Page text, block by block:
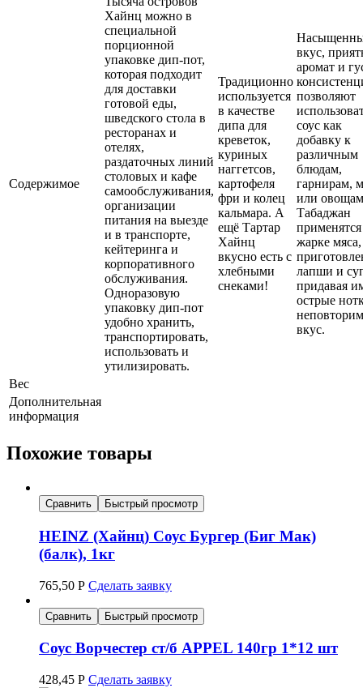
Содержимое
Хайнц можно в
специальной
порционной
упаковке дип-пот,
которая подходит
для доставки
готовой еды,
шведского стола в
ресторанах и
отелях,
раздаточных линий
столовых и кафе
самообслуживания,
организации
питания на выезде
и в транспорте,
кейтеринга и
корпоративного
обслуживания.
Одноразовую
упаковку дип-пот
удобно хранить,
транспортировать,
использовать и
утилизировать.
Традиционно
используется
в качестве
дипа для
креветок,
куриных
наггетсов,
картофеля
фри и колец
кальмара. А
ещё Тартар
Хайнц
вкусно есть с
хлебными
снеками!
вкус,
аромат и
позволяют
соус как
добавку к
различным
блюдам,
гарнирам,
или
Табаджан
жарке мяса,
лапши и
придавая
острые
вкус.
Вес
Дополнительная
информация
Похожие товары
Сравнить Быстрый просмотр
HEINZ (Хайнц) Соус Бургер (Биг Мак)
(балк), 1кг
765,50 Р Сделать заявку
Сравнить Быстрый просмотр
Соус Ворчестер ст/б APPEL 140гр 1*12 шт
428,45 Р Сделать заявку